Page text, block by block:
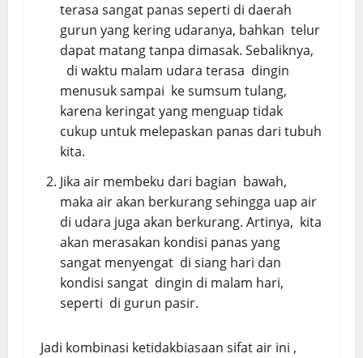
terasa sangat panas seperti di daerah
gurun yang kering udaranya, bahkan telur
dapat matang tanpa dimasak. Sebaliknya,
di waktu malam udara terasa dingin
menusuk sampai ke sumsum tulang,
karena keringat yang menguap tidak
cukup untuk melepaskan panas dari tubuh
kita.
Jika air membeku dari bagian bawah,
maka air akan berkurang sehingga uap air
di udara juga akan berkurang. Artinya, kita
akan merasakan kondisi panas yang
sangat menyengat di siang hari dan
kondisi sangat dingin di malam hari,
seperti di gurun pasir.
Jadi kombinasi ketidakbiasaan sifat air ini ,